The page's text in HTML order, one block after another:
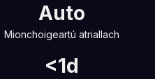
Auto
Mionchoigeartú atriallach
<1d